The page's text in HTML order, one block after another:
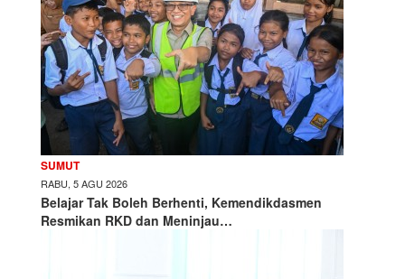
SUMUT
RABU, 5 AGU 2026
Belajar Tak Boleh Berhenti, Kemendikdasmen
Resmikan RKD dan Meninjau…